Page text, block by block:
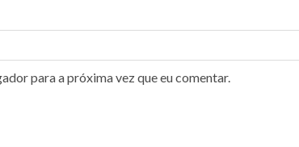
para a próxima vez que eu comentar.